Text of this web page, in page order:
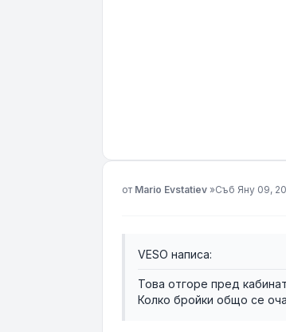
Мнение
от Mario Evstatiev »Съб Яну 09,
VESO написа:
Това отгоре пред
Колко бройки общо се